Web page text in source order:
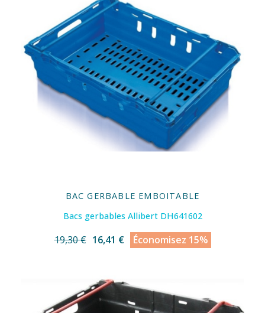
BAC GERBABLE EMBOITABLE
Bacs gerbables Allibert DH641602
19,30 € 16,41 € Économisez 15%